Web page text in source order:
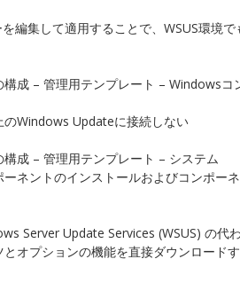
編集して適用することで、WSUS環境
構成 – 管理用テンプレート – Windows
のWindows Updateに接続しない
構成 – 管理用テンプレート – システム
ーネントのインストールおよびコンポー
Server Update Services (WSUS) の代
とオプションの機能を直接ダウンロード